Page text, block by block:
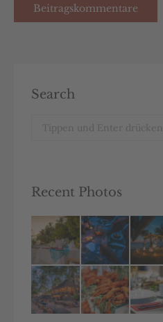
Beitragskommentare
Search
Search:
Recent Photos